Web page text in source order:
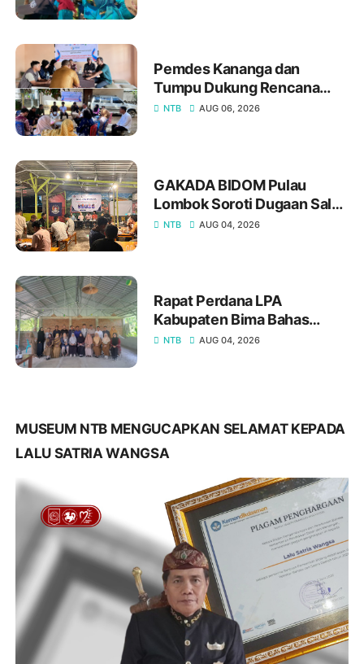
Pemdes Kananga dan
Tumpu Dukung Rencana
Pembentukan Desa Damai
NTB AUG 06, 2026
GAKADA BIDOM Pulau
Lombok Soroti Dugaan Salah
Diagnosis dan Sistem
NTB AUG 04, 2026
Rapat Perdana LPA
Kabupaten Bima Bahas
Penguatan Kepengurusan,
NTB AUG 04, 2026
MUSEUM NTB MENGUCAPKAN SELAMAT KEPADA
LALU SATRIA WANGSA